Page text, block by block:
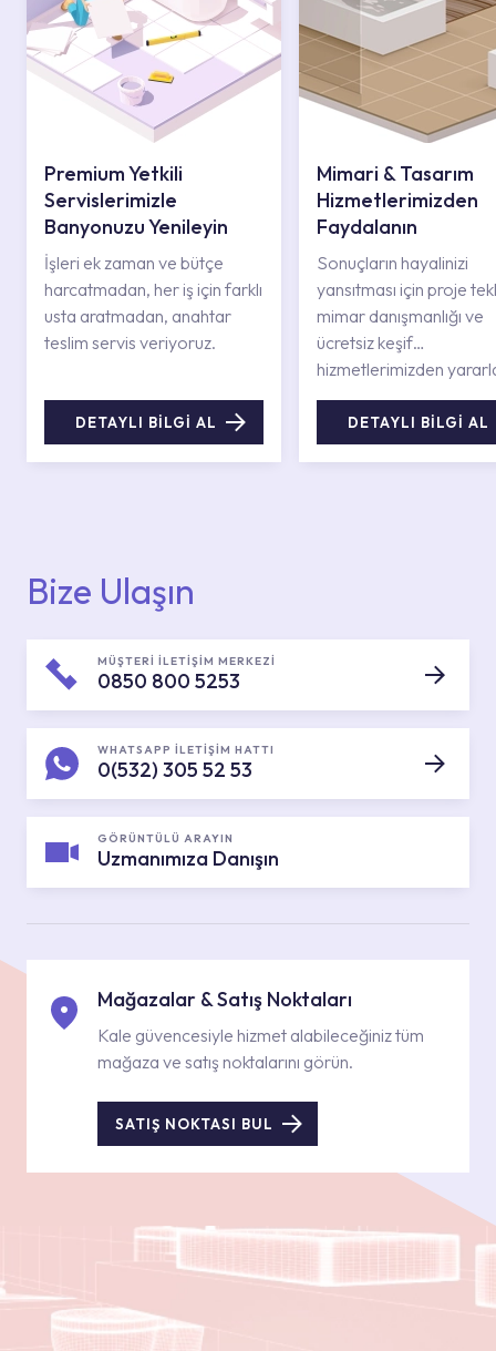
Premium Yetkili
Servislerimizle
Banyonuzu Yenileyin
İşleri ek zaman ve bütçe
harcatmadan, her iş için farklı
usta aratmadan, anahtar
teslim servis veriyoruz.
DETAYLI BİLGİ AL
Mimari & Tasarım
Hizmetlerimizden
Faydalanın
Sonuçların hayalinizi
yansıtması için proje
mimar danışmanlığı ve
ücretsiz keşif
hizmetlerimizden
DETAYLI BİLGİ AL
Bize Ulaşın
MÜŞTERİ İLETİŞİM MERKEZİ
0850 800 5253
WHATSAPP İLETİŞİM HATTI
0(532) 305 52 53
GÖRÜNTÜLÜ ARAYIN
Uzmanımıza Danışın
Mağazalar & Satış Noktaları
Kale güvencesiyle hizmet alabileceğiniz tüm
mağaza ve satış noktalarını görün.
SATIŞ NOKTASI BUL